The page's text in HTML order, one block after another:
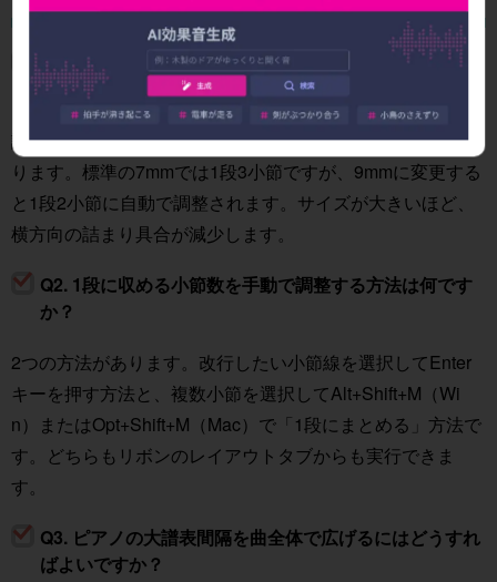
Q1. Sibeliusで譜表サイズを変更すると、1段の小節数
はどのように変わりますか？
譜表サイズは五線の幅を示し、楽譜レイアウトの基準とな
ります。標準の7mmでは1段3小節ですが、9mmに変更する
と1段2小節に自動で調整されます。サイズが大きいほど、
横方向の詰まり具合が減少します。
Q2. 1段に収める小節数を手動で調整する方法は何です
か？
2つの方法があります。改行したい小節線を選択してEnter
キーを押す方法と、複数小節を選択してAlt+Shift+M（Wi
n）またはOpt+Shift+M（Mac）で「1段にまとめる」方法で
す。どちらもリボンのレイアウトタブからも実行できま
す。
Q3. ピアノの大譜表間隔を曲全体で広げるにはどうすれ
ばよいですか？